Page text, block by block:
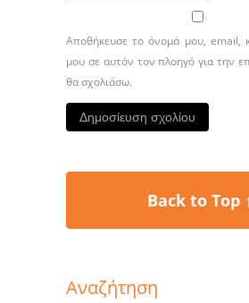
Αποθήκευσε το όνομά μου, email,
μου σε αυτόν τον πλοηγό για την
θα σχολιάσω.
Back to Top
Αναζήτηση